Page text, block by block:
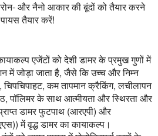
और नैनो आकार की बूंदों को तैयार करने
तैयार करें!
एजेंटों को देशी डामर के प्रमुख गुणों में
में जोड़ा जाता है, जैसे कि उच्च और निम्न
चिपचिपाहट, कम तापमान क्रैकिंग, लचीलापन
पॉलिमर के साथ आत्मीयता और स्थिरता और
डामर फुटपाथ (आरएपी) और
में वृद्ध डामर का कायाकल्प।